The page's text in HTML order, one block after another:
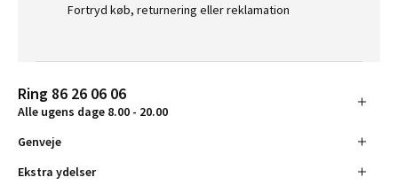
Fortryd køb, returnering eller reklamation
Ring 86 26 06 06
Alle ugens dage 8.00 - 20.00
Genveje
Ekstra ydelser